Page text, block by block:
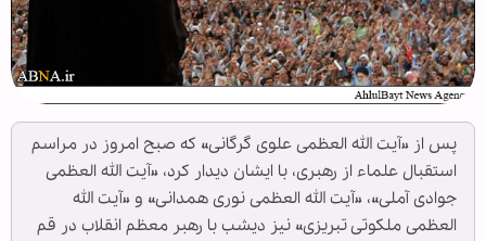
پس از «آیت الله العظمی علوی گرگانی» که صبح امروز در مراسم
استقبال علماء از رهبری، با ایشان دیدار کرد، «آیت الله العظمی
جوادی آملی»، «آیت الله العظمی نوری همدانی» و «آیت الله
العظمی ملکوتی تبریزی» نیز دیشب با رهبر معظم انقلاب در قم